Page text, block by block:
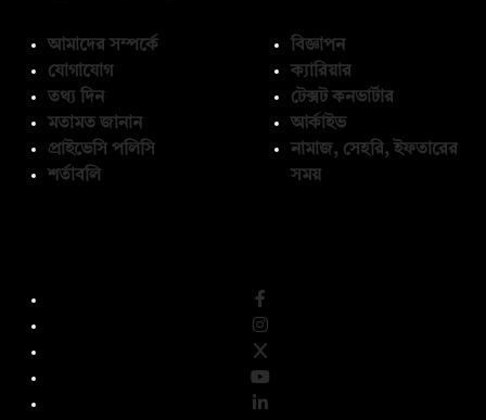
আমাদের সম্পর্কে
যোগাযোগ
তথ্য দিন
মতামত জানান
প্রাইভেসি পলিসি
শর্তাবলি
বিজ্ঞাপন
ক্যারিয়ার
টেক্সট কনভার্টার
আর্কাইভ
নামাজ, সেহরি, ইফতারের
সময়